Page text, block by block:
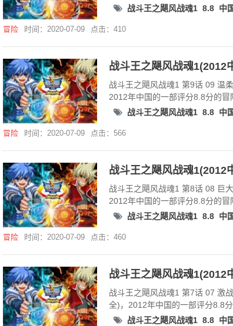
战斗王之飓风战魂1 8.8 中
冒险 时间：2020-07-09 点击：410
战斗王之飓风战魂1 第9话 09 温
2012年中国的一部评分8.8分的冒
战斗王之飓风战魂1 8.8 中
冒险 时间：2020-07-09 点击：566
战斗王之飓风战魂1 第8话 08 巨
2012年中国的一部评分8.8分的冒
战斗王之飓风战魂1 8.8 中
冒险 时间：2020-07-09 点击：460
战斗王之飓风战魂1 第7话 07 激
全)，2012年中国的一部评分8.8
战斗王之飓风战魂1 8.8 中